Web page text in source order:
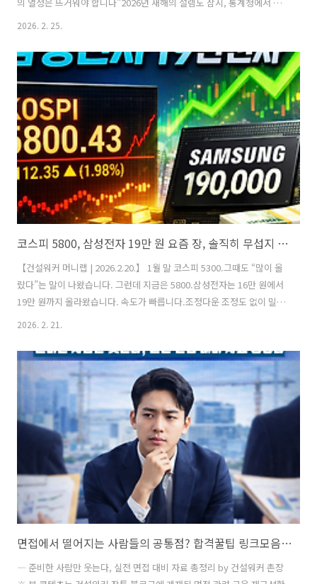
려온 소식은 마음을 무겁게 합니다. 특히 우리 건설인, 건설기술인(이하
료나 나의 이야기가 될 수 있기에 더 절실하게 다가오죠. 하지만 위기 속
에서도 항상 길은 있는 법. 오늘 컨스라인에서는 차가운 일자리 지표 뒤
에 숨겨진 '커리어 돌파구'를 함께 찾아보고자 합니다.■ 데이터로 본 고
용 시장의 '민낯'1. 건설·제조업의 동반 부진, '허리'가 흔들린다최근 발
표된 자료에 따르면, 전체 임금근로 일자리 증가 폭이..
2026. 2. 25.
코스피 5800, 삼성전자 19만 원 요즘 장, 솔직히 무섭지 않나요? 📈
【건설워커 머니랩 | 2026.2.20.】 1월 말 코스피 5300.그때도 “많이 올
랐다”는 말이 나왔습니다. 그런데 지금은 5800.삼성전자는 16만 원에서
19만 원까지 올라왔습니다. 속도가 빠릅니다.조정다운 조정도 없이 밀어
붙이는 흐름. 이럴 때 마음이 가장 복잡합니다.더 갈 것 같기도 하고지금
얘기만 정리해보겠습니다.왜 이렇게 강할까?이번 상승의 중심은 단연 반
도체입니다.AI 서버, HBM, 데이터센터 증설. 특히 SK하이닉스와 삼성전
자 쏠림이 지수를 끌고 갑니다. 그리고 한 가지 더.환율이 1450원대입니
다.보통 증시에 부담이지만, 수출 대형주에는 오히려 우호적입니다. 즉,
시장 전체가 강하다기보다는핵심 종목이 지수를 밀어 올리..
2026. 2. 21.
면접에서 떨어지는 사람들의 공통점? 합격꿀팁 링크모음 by 건설워커 촌장
― 준비한 사람만 웃는다, 실전 면접 대비 자료 총정리 by 건설워커 촌장